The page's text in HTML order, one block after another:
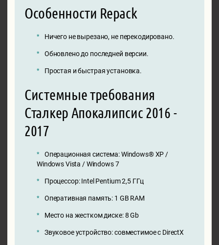
Особенности Repack
Ничего не вырезано, не перекодировано.
Обновлено до последней версии.
Простая и быстрая установка.
Системные требования
Сталкер Апокалипсис 2016 -
2017
Операционная система: Windows® XP /
Windows Vista / Windows 7
Процессор: Intel Pentium 2,5 ГГц
Оперативная память: 1 GB RAM
Место на жестком диске: 8 Gb
Звуковое устройство: совместимое с DirectX